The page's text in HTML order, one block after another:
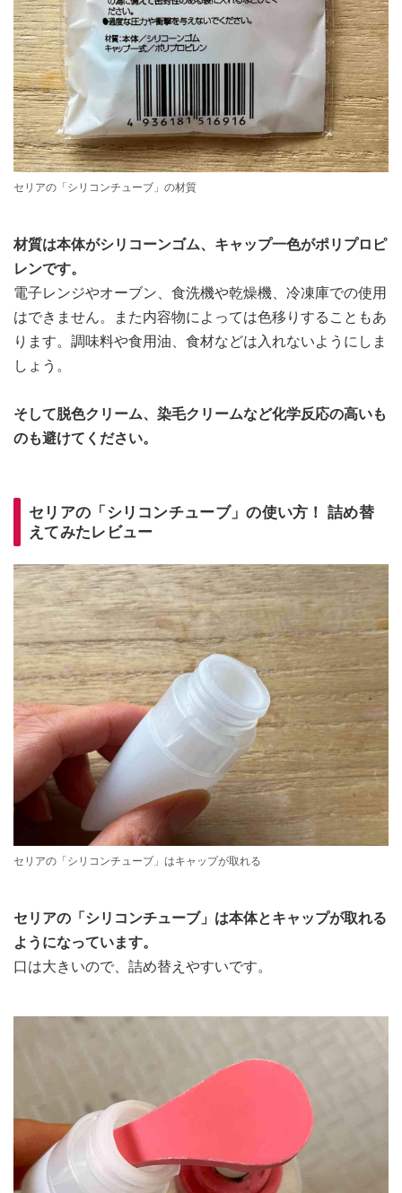
セリアの「シリコンチューブ」の材質
材質は本体がシリコーンゴム、キャップ一色がポリプロピ
レンです。
電子レンジやオーブン、食洗機や乾燥機、冷凍庫での使用
はできません。また内容物によっては色移りすることもあ
ります。調味料や食用油、食材などは入れないようにしま
しょう。
そして脱色クリーム、染毛クリームなど化学反応の高いも
のも避けてください。
セリアの「シリコンチューブ」の使い方！ 詰め替
えてみたレビュー
セリアの「シリコンチューブ」はキャップが取れる
セリアの「シリコンチューブ」は本体とキャップが取れる
ようになっています。
口は大きいので、詰め替えやすいです。